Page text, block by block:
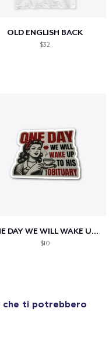
OLD ENGLISH BACK
$32
ONE DAY WE WILL WAKE UP TO HIS OBITUARY
$10
che ti potrebbero